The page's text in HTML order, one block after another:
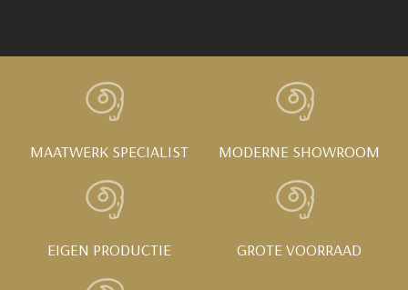
MAATWERK SPECIALIST MODERNE SHOWROOM
EIGEN PRODUCTIE GROTE VOORRAAD